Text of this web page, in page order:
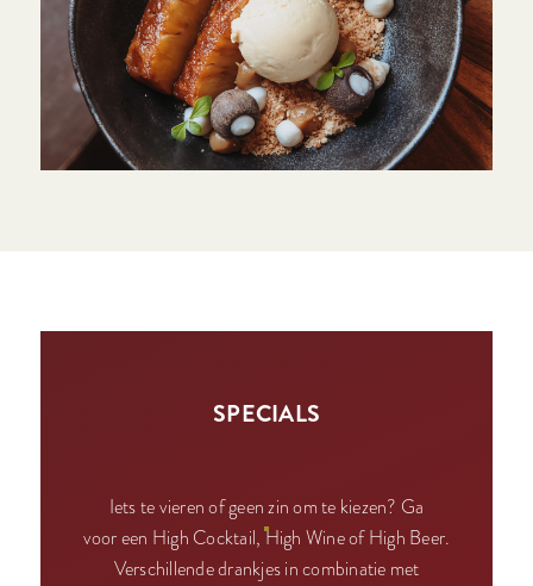
SPECIALS
Iets te vieren of geen zin om te kiezen? Ga
voor een High Cocktail, High Wine of High Beer.
Verschillende drankjes in combinatie met